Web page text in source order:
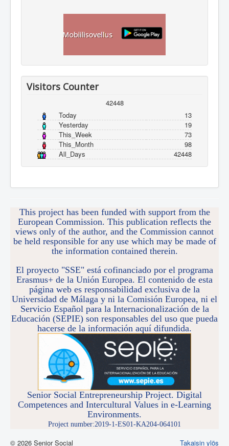
Visitors Counter
42448
Today
13
Yesterday
19
This_Week
73
This_Month
98
All_Days
42448
This project has been funded with support from the
European Commission. This publication reflects the
views only of the author, and the Commission cannot
be held responsible for any use which may be made of
the information contained therein.
El proyecto "SSE" está cofinanciado por el programa
Erasmus+ de la Unión Europea. El contenido de esta
página web es responsabilidad exclusiva de la
Universidad de Málaga y ni la Comisión Europea, ni el
Servicio Español para la Internacionalización de la
Educación (SEPIE) son responsables del uso que pueda
hacerse de la información aquí difundida.
Senior Social Entrepreneurship Project. Digital
Competences and Intercultural Values in e-Learning
Environments.
Project number:2019-1-ES01-KA204-064101
Takaisin ylös
© 2026 Senior Social